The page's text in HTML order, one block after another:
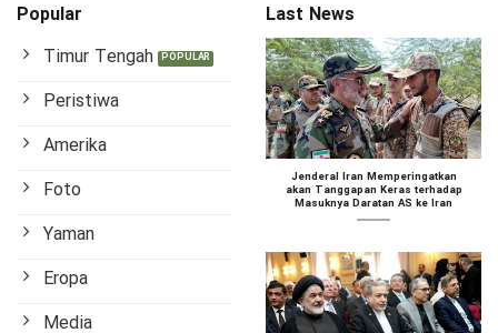
Popular
Timur Tengah
Peristiwa
Amerika
Foto
Yaman
Eropa
Media
Last News
Jenderal Iran Memperingatkan
akan Tanggapan Keras terhadap
Masuknya Daratan AS ke Iran